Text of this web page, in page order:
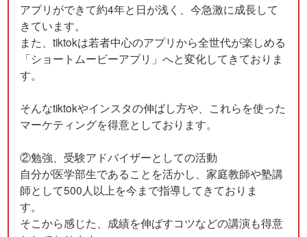
アプリができて約4年と日が浅く、今急激に成長して
きています。
また、tiktokは若者中心のアプリから全世代が楽しめる
「ショートムービーアプリ」へと変化してきておりま
す。
そんなtiktokやインスタの伸ばし方や、これらを使った
マーケティングを得意としております。
②勉強、受験アドバイザーとしての活動
自分が医学部生であることを活かし、家庭教師や塾講
師として500人以上を今まで指導してきておりま
す。
そこから感じた、成績を伸ばすコツなどの講演も得意